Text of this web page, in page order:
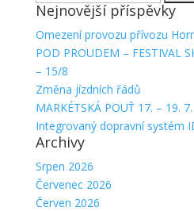
Nejnovější příspěvky
Omezení provozu přívozu
POD PROUDEM – FESTIVAL
– 15/8
Změna jízdních řádů
MARKÉTSKÁ POUŤ 17. – 19.
Integrovaný dopravní systém
Archivy
Srpen 2026
Červenec 2026
Červen 2026